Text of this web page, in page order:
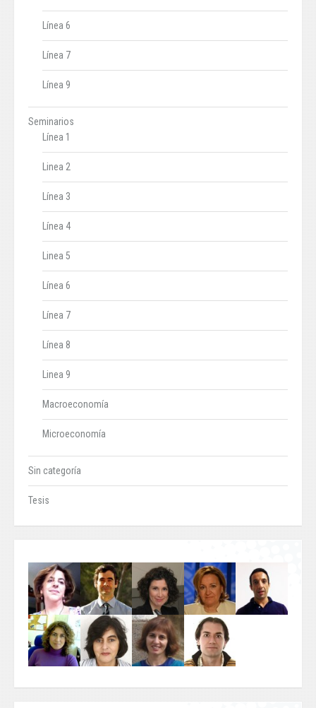
Línea 6
Línea 7
Línea 9
Seminarios
Línea 1
Linea 2
Línea 3
Línea 4
Linea 5
Línea 6
Línea 7
Línea 8
Linea 9
Macroeconomía
Microeconomía
Sin categoría
Tesis